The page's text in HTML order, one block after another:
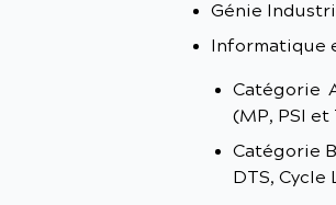
Génie
Informatique
Catégorie
(MP, PSI et
Catégorie
DTS,